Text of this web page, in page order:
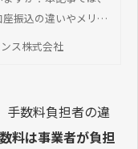
振込の違いやメリッ
トを徹底比較。口座振
ス株式会社
手数料負担者の違
料は事業者が負担